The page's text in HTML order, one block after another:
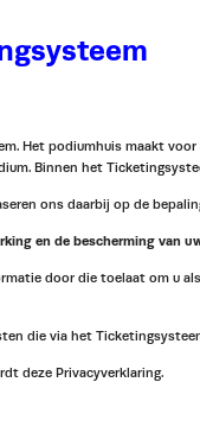
Het podiumhuis maakt
Binnen het
ons daarbij op de
en de bescherming van
door die toelaat om u
die via het
deze Privacyverklaring.